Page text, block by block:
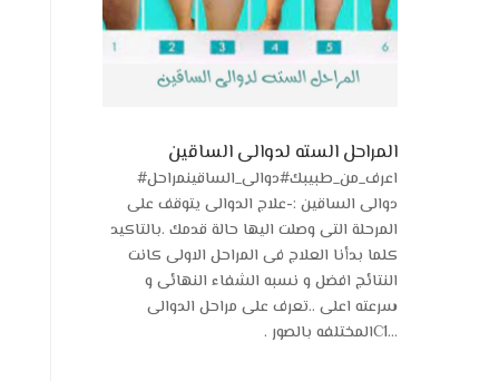
المراحل السته لدوالى الساقين
#اعرف_من_طبيبك‏‏#دوالى_الساقين‏مراحل
دوالى الساقين :-‏‏علاج الدوالى يتوقف على
المرحلة التى وصلت اليها حالة قدمك .بالتاكيد
كلما بدأنا العلاج فى المراحل الاولى كانت
النتائج ‏افضل و نسبه الشفاء النهائى و
سرعته اعلى ..تعرف على مراحل الدوالى
المختلفه بالصور .‏‏ ‏C1‎‏...